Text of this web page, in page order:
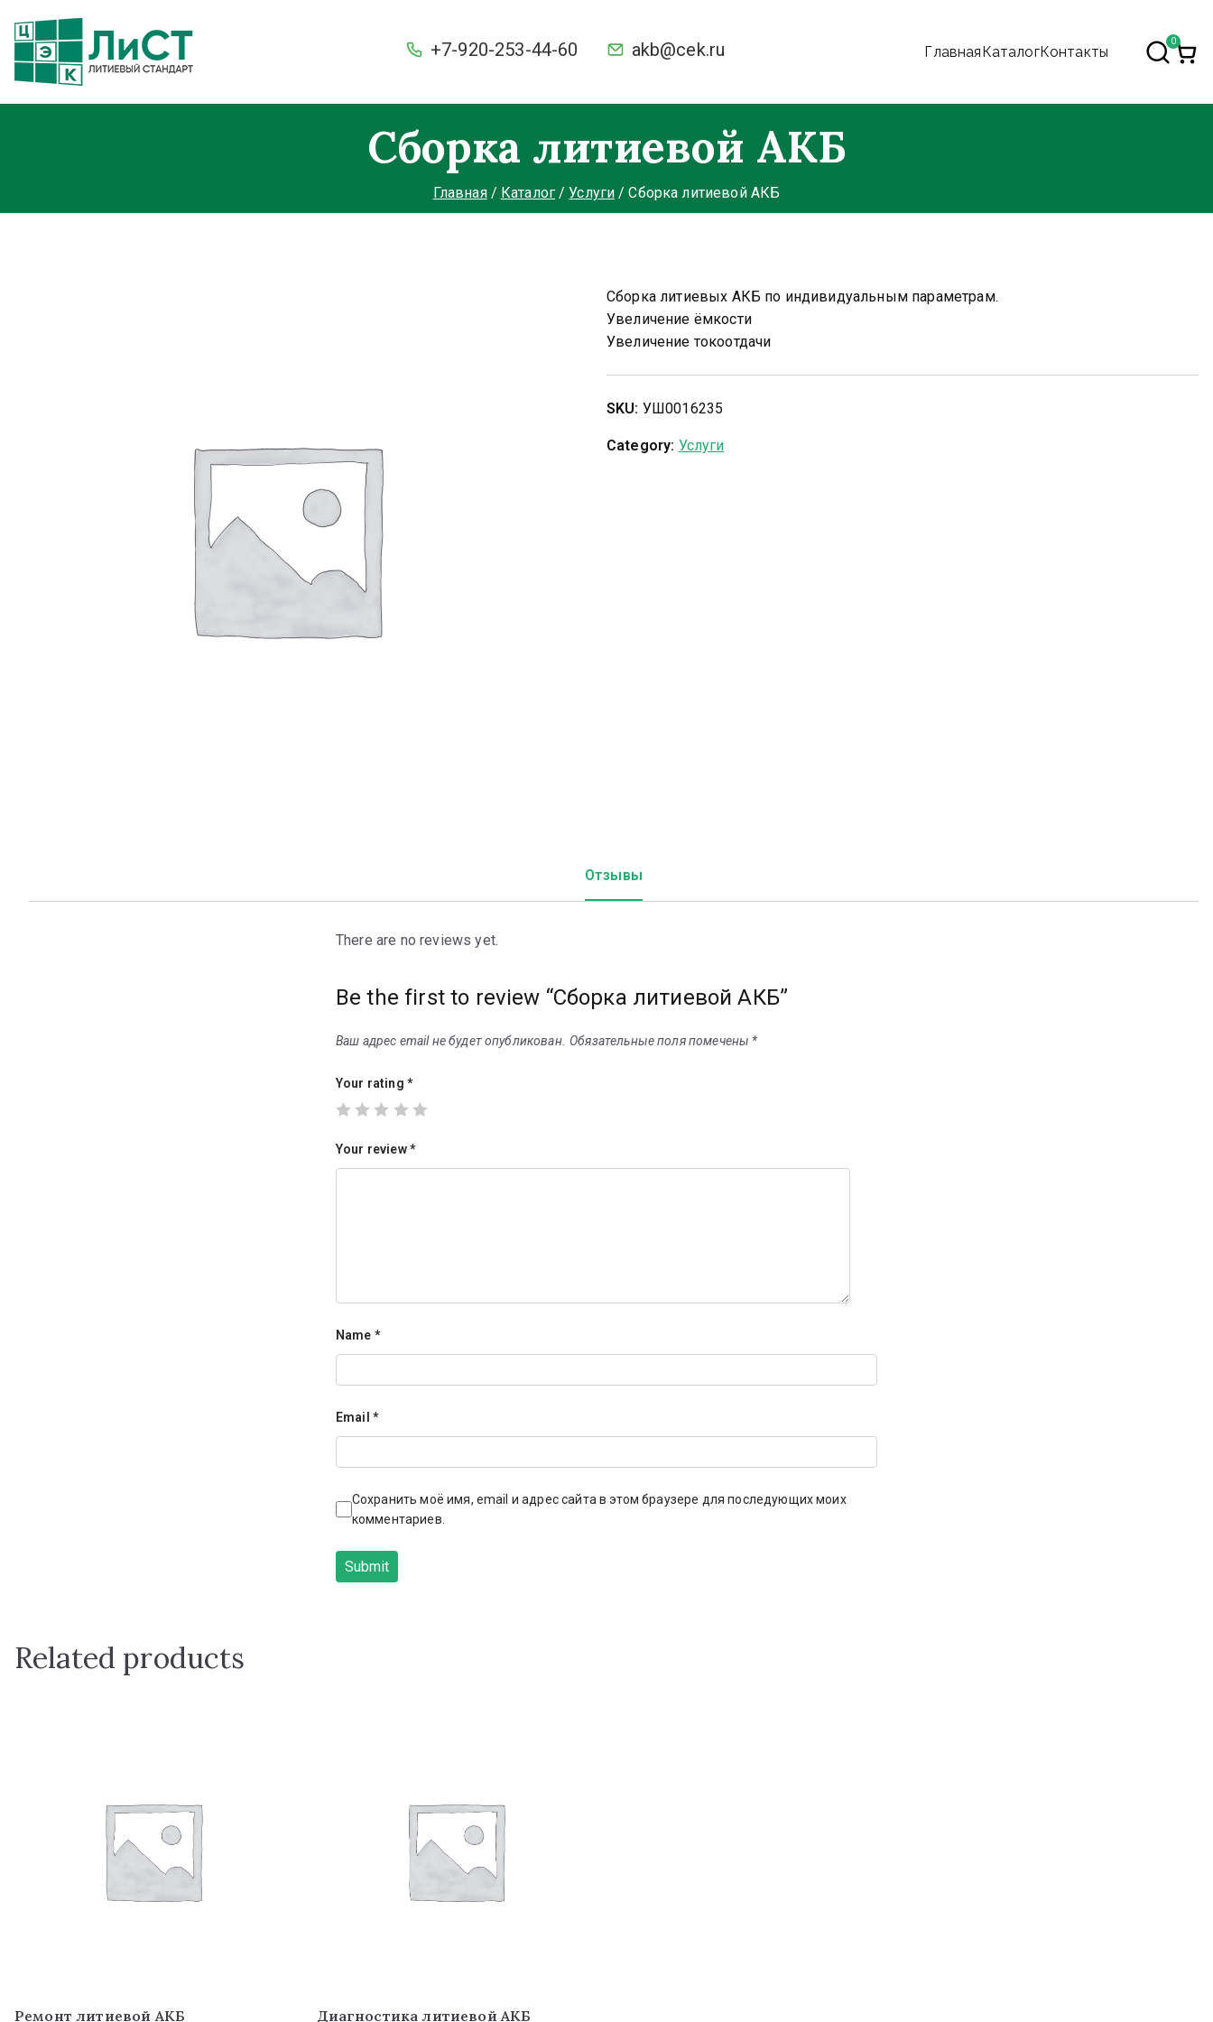
Легкие. Большие стартерные токи и ёмкость. С умной защитой BMS от разряда и перезаряда. Морозостойкие
+7-920-253-44-60 akb@cek.ru ГлавнаяКаталогКонтакты
0
Сборка литиевой АКБ
Главная Каталог Услуги Сборка литиевой АКБ
Сборка литиевых АКБ по индивидуальным параметрам.
Увеличение ёмкости
Увеличение токоотдачи
SKU: УШ0016235
Category: Услуги
Отзывы
There are no reviews yet.
Be the first to review “Сборка литиевой АКБ”
Ваш адрес email не будет опубликован. Обязательные поля помечены *
Your rating *
Your review*
Name *
Email *
Сохранить моё имя, email и адрес сайта в этом браузере для последующих моих
комментариев.
Related products
Ремонт литиевой АКБ Диагностика литиевой АКБ